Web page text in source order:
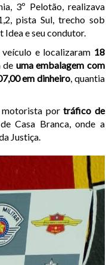
3º Pelotão, realizava
pista Sul, trecho sob
Idea e seu condutor.
e localizaram 18
de uma embalagem com
em dinheiro, quantia
motorista portráfico de
Casa Branca, onde a
Justiça.